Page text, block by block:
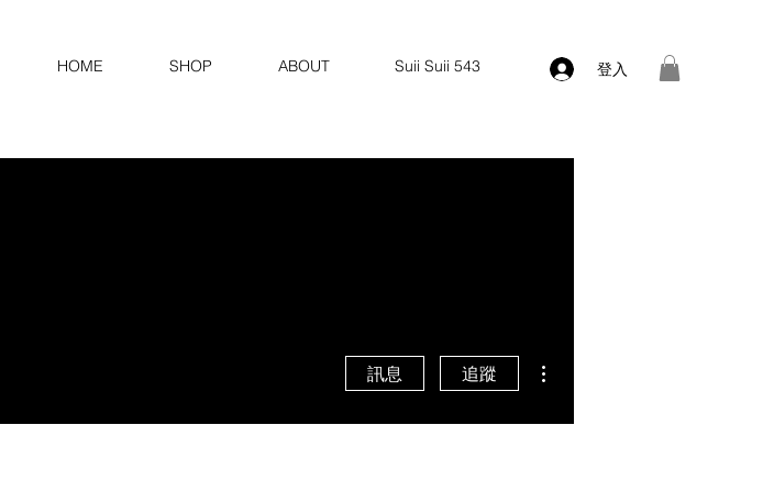
HOME SHOP ABOUT Suii Suii 543 登入
訊息 追蹤